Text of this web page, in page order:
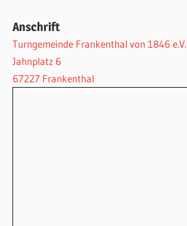
Anschrift
Turngemeinde Frankenthal von 1846 e.V.
Jahnplatz 6
67227 Frankenthal